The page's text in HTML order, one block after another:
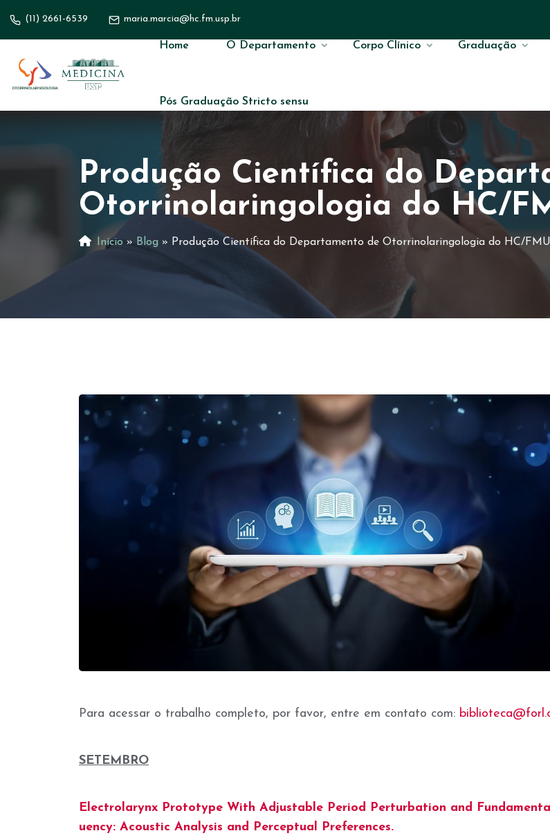
(11) 2661-6539 maria.marcia@hc.fm.usp.br
Home O Departamento Corpo Clínico Graduação
Pós Graduação Stricto sensu
Produção Científica do
Otorrinolaringologia do HC/
Início » Blog » Produção Científica do Departamento de Otorrinolaringologia do HC/
Para acessar o trabalho completo, por favor, entre em contato com:
SETEMBRO
Electrolarynx Prototype With Adjustable Period Perturbation and
uency: Acoustic Analysis and Perceptual Preferences.